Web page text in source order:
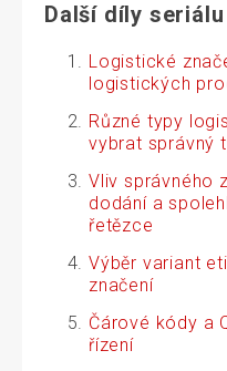
Další díly seriálu
Logistické
logistických
Různé typy
vybrat správný
Vliv správného
dodání a
řetězce
Výběr variant
značení
Čárové kódy a
řízení